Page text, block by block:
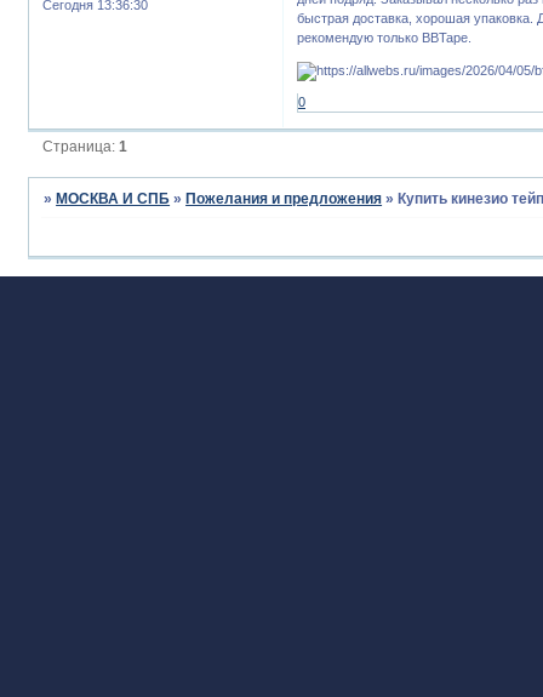
Сегодня 13:36:30
быстрая доставка, хорошая упаковка.
рекомендую только BBTape.
0
Страница:1
»МОСКВА И СПБ »Пожелания и предложения »Купить кинезио